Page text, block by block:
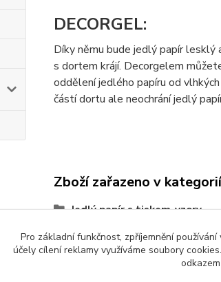
DECORGEL:
Díky němu bude jedlý papír lesklý
s dortem krájí. Decorgelem
oddělení jedlého papíru od
částí dortu ale neochrání jedlý
Zboží zařazeno v
Jedlý papír s tiskem-vzory
Pro základní funkčnost, zpříjemnění
účely cílení reklamy využíváme soubory